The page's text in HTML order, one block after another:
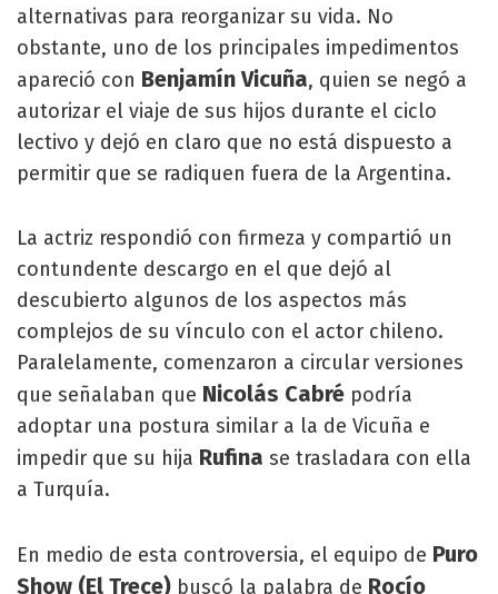
alternativas para reorganizar su vida. No
obstante, uno de los principales impedimentos
apareció con Benjamín Vicuña, quien se negó a
autorizar el viaje de sus hijos durante el ciclo
lectivo y dejó en claro que no está dispuesto a
permitir que se radiquen fuera de la Argentina.
La actriz respondió con firmeza y compartió un
contundente descargo en el que dejó al
descubierto algunos de los aspectos más
complejos de su vínculo con el actor chileno.
Paralelamente, comenzaron a circular versiones
que señalaban que Nicolás Cabré podría
adoptar una postura similar a la de Vicuña e
impedir que su hija Rufina se trasladara con ella
a Turquía.
En medio de esta controversia, el equipo de Puro
Show (El Trece) buscó la palabra de Rocío